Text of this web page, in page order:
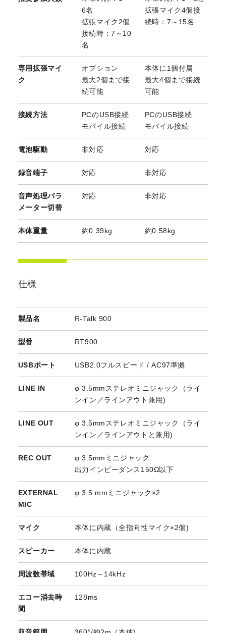
6名
拡張マイク2個
接続時：7～10
名
拡張マイク4個接
続時：7～15名
専用拡張マイ
ク
オプション
最大2個まで接
続可能
本体に1個付属
最大4個まで接続
可能
接続方法
PCのUSB接続
モバイル接続
PCのUSB接続
モバイル接続
電池駆動 非対応 対応
録音端子 対応 非対応
音声処理パラ
メーター切替
対応 非対応
本体重量 約0.39kg 約0.58kg
仕様
製品名 R-Talk 900
型番 RT900
USBポート USB2.0フルスピード / AC97準拠
LINE IN
φ 3.5mmステレオミニジャック（ライ
ンイン／ラインアウト兼用)
LINE OUT
φ 3.5mmステレオミニジャック（ライ
ンイン／ラインアウトと兼用)
REC OUT
φ 3.5mmミニジャック
出力インピーダンス150Ω以下
EXTERNAL
MIC
φ 3.5 mmミニジャック×2
マイク 本体に内蔵（全指向性マイク×2個)
スピーカー 本体に内蔵
周波数帯域 100Hz～14kHz
エコー消去時
間
128ms